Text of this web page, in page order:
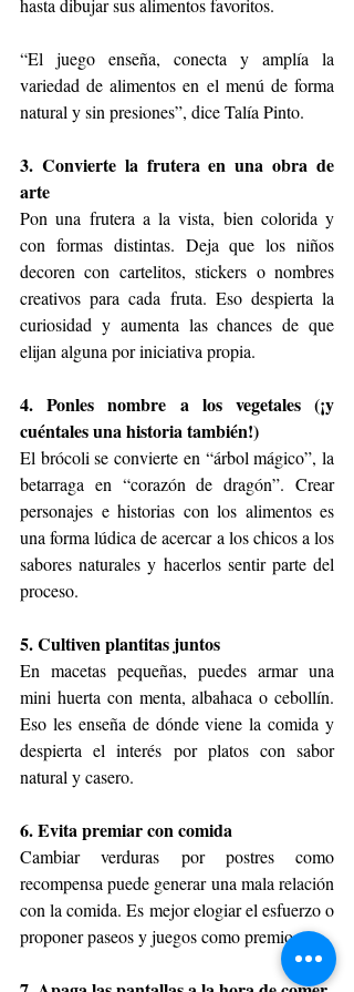
hasta dibujar sus alimentos favoritos.
“El juego enseña, conecta y amplía la
variedad de alimentos en el menú de forma
natural y sin presiones”, dice Talía Pinto.
3. Convierte la frutera en una obra de
arte
Pon una frutera a la vista, bien colorida y
con formas distintas. Deja que los niños
decoren con cartelitos, stickers o nombres
creativos para cada fruta. Eso despierta la
curiosidad y aumenta las chances de que
elijan alguna por iniciativa propia.
4. Ponles nombre a los vegetales (¡y
cuéntales una historia también!)
El brócoli se convierte en “árbol mágico”, la
betarraga en “corazón de dragón”. Crear
personajes e historias con los alimentos es
una forma lúdica de acercar a los chicos a los
sabores naturales y hacerlos sentir parte del
proceso.
5. Cultiven plantitas juntos
En macetas pequeñas, puedes armar una
mini huerta con menta, albahaca o cebollín.
Eso les enseña de dónde viene la comida y
despierta el interés por platos con sabor
natural y casero.
6. Evita premiar con comida
Cambiar verduras por postres como
recompensa puede generar una mala relación
con la comida. Es mejor elogiar el esfuerzo o
proponer paseos y juegos como premio.